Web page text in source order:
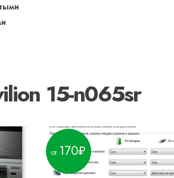
15-n065sr
170